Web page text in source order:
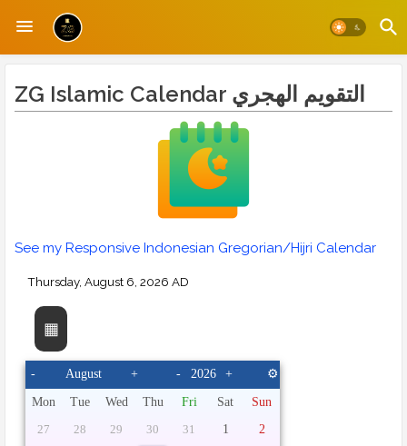
ZG Islamic Calendar التقويم الهجري
See my Responsive Indonesian Gregorian/Hijri Calendar
▦
- + - + ⚙
Mon Tue Wed Thu Fri Sat Sun
27 28 29 30 31 1
2